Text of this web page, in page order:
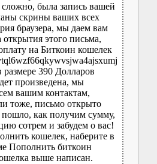
была запись вашей
скрины ваших всех
браузерa, мы даем вам
открытия этого письма,
на Биткоин кошелек
размере 390 Долларов
произведена, мы
вашим контактам,
тоже, письмо открыто
пошло, как получим сумму,
сотрем и забудем о вас!
кошелек, наберите в
Пополнить биткоин
выше написан.